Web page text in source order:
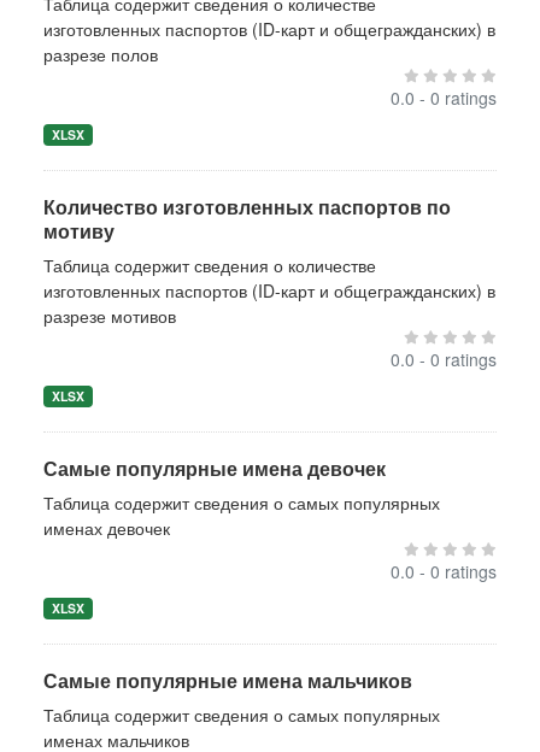
изготовленных паспортов (ID-карт и общегражданских) в
разрезе полов
0.0 - 0 ratings
XLSX
Количество изготовленных паспортов по
мотиву
Таблица содержит сведения о количестве
изготовленных паспортов (ID-карт и общегражданских) в
разрезе мотивов
0.0 - 0 ratings
XLSX
Самые популярные имена девочек
Таблица содержит сведения о самых популярных
именах девочек
0.0 - 0 ratings
XLSX
Самые популярные имена мальчиков
Таблица содержит сведения о самых популярных
именах мальчиков